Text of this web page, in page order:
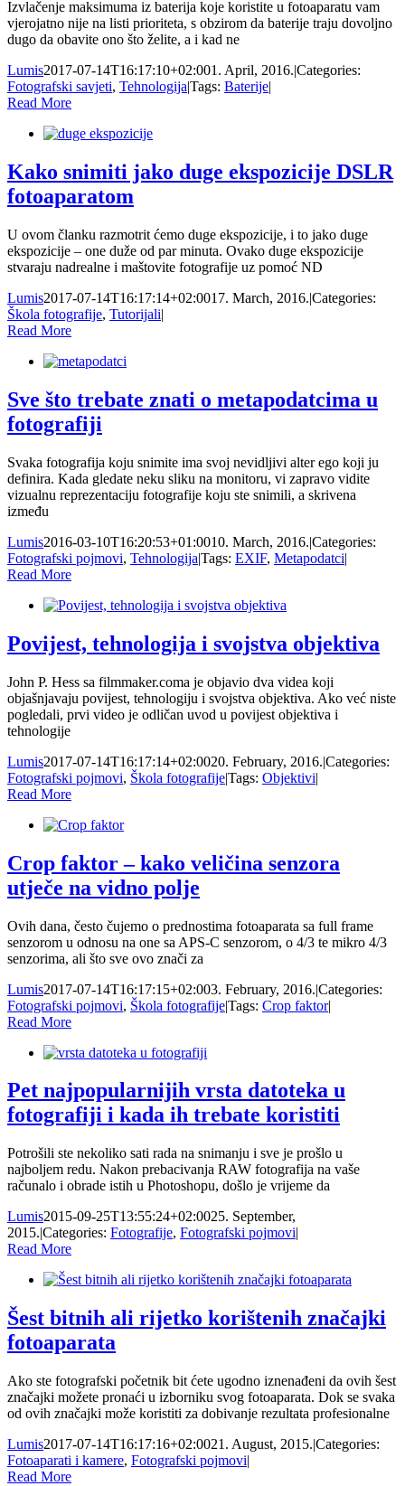
Izvlačenje maksimuma iz baterija koje koristite u fotoaparatu vam
vjerojatno nije na listi prioriteta, s obzirom da baterije traju dovoljno
dugo da obavite ono što želite, a i kad ne
Lumis2017-07-14T16:17:10+02:001. April, 2016.|Categories:
Fotografski savjeti, Tehnologija|Tags: Baterije|
Read More
Kako snimiti jako duge ekspozicije DSLR
fotoaparatom
U ovom članku razmotrit ćemo duge ekspozicije, i to jako duge
ekspozicije – one duže od par minuta. Ovako duge ekspozicije
stvaraju nadrealne i maštovite fotografije uz pomoć ND
Lumis2017-07-14T16:17:14+02:0017. March, 2016.|Categories:
Škola fotografije, Tutorijali|
Read More
Sve što trebate znati o metapodatcima u
fotografiji
Svaka fotografija koju snimite ima svoj nevidljivi alter ego koji ju
definira. Kada gledate neku sliku na monitoru, vi zapravo vidite
vizualnu reprezentaciju fotografije koju ste snimili, a skrivena
između
Lumis2016-03-10T16:20:53+01:0010. March, 2016.|Categories:
Fotografski pojmovi, Tehnologija|Tags: EXIF, Metapodatci|
Read More
Povijest, tehnologija i svojstva objektiva
John P. Hess sa filmmaker.coma je objavio dva videa koji
objašnjavaju povijest, tehnologiju i svojstva objektiva. Ako već niste
pogledali, prvi video je odličan uvod u povijest objektiva i
tehnologije
Lumis2017-07-14T16:17:14+02:0020. February, 2016.|Categories:
Fotografski pojmovi, Škola fotografije|Tags: Objektivi|
Read More
Crop faktor – kako veličina senzora
utječe na vidno polje
Ovih dana, često čujemo o prednostima fotoaparata sa full frame
senzorom u odnosu na one sa APS-C senzorom, o 4/3 te mikro 4/3
senzorima, ali što sve ovo znači za
Lumis2017-07-14T16:17:15+02:003. February, 2016.|Categories:
Fotografski pojmovi, Škola fotografije|Tags: Crop faktor|
Read More
Pet najpopularnijih vrsta datoteka u
fotografiji i kada ih trebate koristiti
Potrošili ste nekoliko sati rada na snimanju i sve je prošlo u
najboljem redu. Nakon prebacivanja RAW fotografija na vaše
računalo i obrade istih u Photoshopu, došlo je vrijeme da
Lumis2015-09-25T13:55:24+02:0025. September,
2015.|Categories: Fotografije, Fotografski pojmovi|
Read More
Šest bitnih ali rijetko korištenih značajki
fotoaparata
Ako ste fotografski početnik bit ćete ugodno iznenađeni da ovih šest
značajki možete pronaći u izborniku svog fotoaparata. Dok se svaka
od ovih značajki može koristiti za dobivanje rezultata profesionalne
Lumis2017-07-14T16:17:16+02:0021. August, 2015.|Categories:
Fotoaparati i kamere, Fotografski pojmovi|
Read More